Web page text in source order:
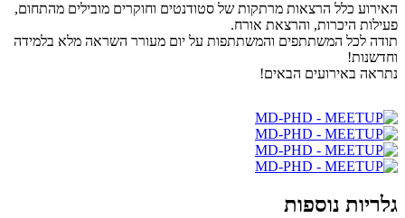
האירוע כלל הרצאות מרתקות של סטודנטים וחוקרים מובילים מהתחום,
פעילות היכרות, והרצאת אורח.
תודה לכל המשתתפים והמשתתפות על יום מעורר השראה מלא בלמידה
וחדשנות!
נתראה באירועים הבאים!
גלריות נוספות